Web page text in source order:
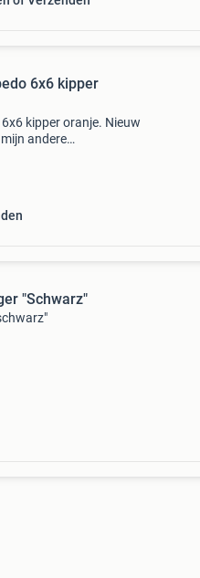
6x6 kipper
kipper oranje. Nieuw
andere
"Schwarz"